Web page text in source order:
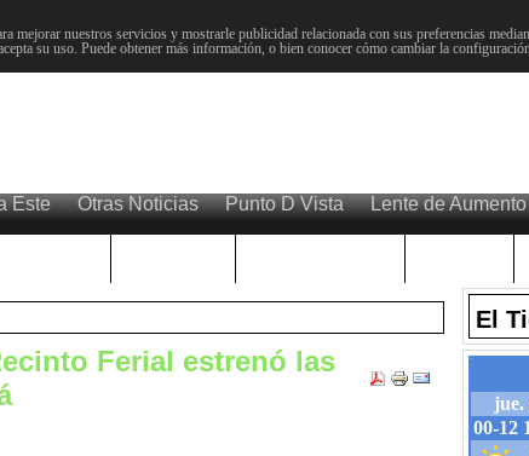
mejorar nuestros servicios y mostrarle publicidad relacionada con sus preferencias
su uso. Puede obtener más información, o bien conocer cómo cambiar la
Este Otras Noticias Punto D Vista Lente de Aumento
Ferial estrenó las
El